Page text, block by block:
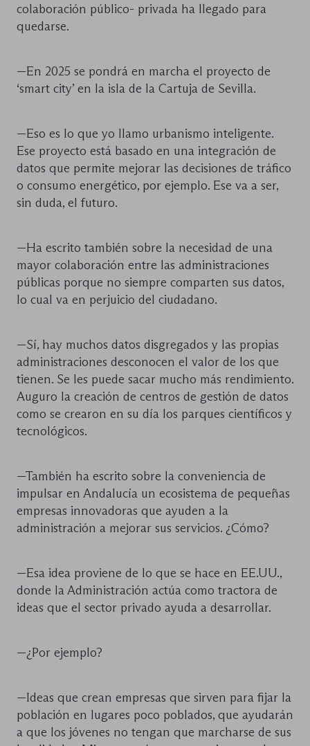
colaboración público- privada ha llegado para
quedarse.
—En 2025 se pondrá en marcha el proyecto de
‘smart city’ en la isla de la Cartuja de Sevilla.
—Eso es lo que yo llamo urbanismo inteligente.
Ese proyecto está basado en una integración de
datos que permite mejorar las decisiones de tráfico
o consumo energético, por ejemplo. Ese va a ser,
sin duda, el futuro.
—Ha escrito también sobre la necesidad de una
mayor colaboración entre las administraciones
públicas porque no siempre comparten sus datos,
lo cual va en perjuicio del ciudadano.
—Sí, hay muchos datos disgregados y las propias
administraciones desconocen el valor de los que
tienen. Se les puede sacar mucho más rendimiento.
Auguro la creación de centros de gestión de datos
como se crearon en su día los parques científicos y
tecnológicos.
—También ha escrito sobre la conveniencia de
impulsar en Andalucía un ecosistema de pequeñas
empresas innovadoras que ayuden a la
administración a mejorar sus servicios. ¿Cómo?
—Esa idea proviene de lo que se hace en EE.UU.,
donde la Administración actúa como tractora de
ideas que el sector privado ayuda a desarrollar.
—¿Por ejemplo?
—Ideas que crean empresas que sirven para fijar la
población en lugares poco poblados, que ayudarán
a que los jóvenes no tengan que marcharse de sus